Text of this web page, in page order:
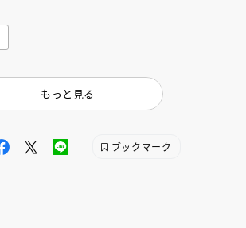
もっと見る
ブックマーク